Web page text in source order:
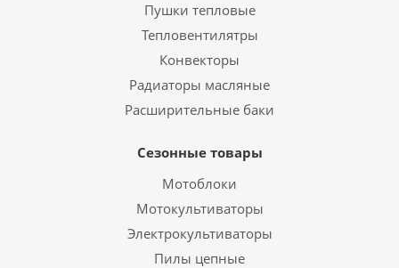
Пушки тепловые
Тепловентилятры
Конвекторы
Радиаторы масляные
Расширительные баки
Сезонные товары
Мотоблоки
Мотокультиваторы
Электрокультиваторы
Пилы цепные